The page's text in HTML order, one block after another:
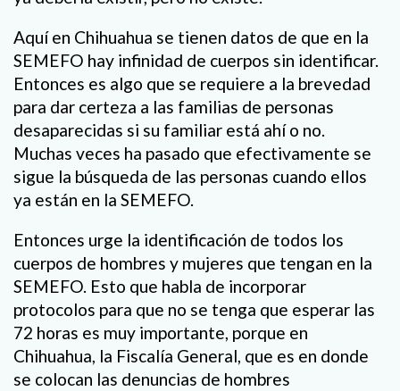
Aquí en Chihuahua se tienen datos de que en la
SEMEFO hay infinidad de cuerpos sin identificar.
Entonces es algo que se requiere a la brevedad
para dar certeza a las familias de personas
desaparecidas si su familiar está ahí o no.
Muchas veces ha pasado que efectivamente se
sigue la búsqueda de las personas cuando ellos
ya están en la SEMEFO.
Entonces urge la identificación de todos los
cuerpos de hombres y mujeres que tengan en la
SEMEFO. Esto que habla de incorporar
protocolos para que no se tenga que esperar las
72 horas es muy importante, porque en
Chihuahua, la Fiscalía General, que es en donde
se colocan las denuncias de hombres